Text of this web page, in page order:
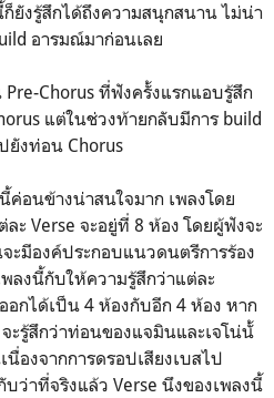
ยังรู้สึกได้ถึงความสนุกสนาน ไม่น่า
อารมณ์มาก่อนเลย
Chorus ที่ฟังครั้งแรกแอบรู้สึก
แต่ในช่วงท้ายกลับมีการ build
ยังท่อน Chorus
ค่อนข้างน่าสนใจมาก เพลงโดย
ะ Verse จะอยู่ที่ 8 ห้อง โดยผู้ฟังจะ
ะมีองค์ประกอบแนวดนตรีการร้อง
ลงนี้กับให้ความรู้สึกว่าแต่ละ
อกได้เป็น 4 ห้องกับอีก 4 ห้อง หาก
ะรู้สึกว่าท่อนของแจมินและเจโน่นั้
องจากการดรอปเสียงเบสไป
ว่าที่จริงแล้ว Verse นึงของเพลงนี้